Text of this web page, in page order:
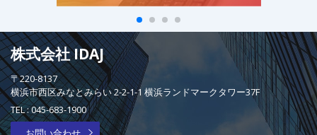
株式会社 IDAJ
〒220-8137
横浜市西区みなとみらい 2-2-1-1 横浜ランドマークタワー37F
TEL :045-683-1900